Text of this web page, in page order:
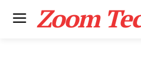
Zoom